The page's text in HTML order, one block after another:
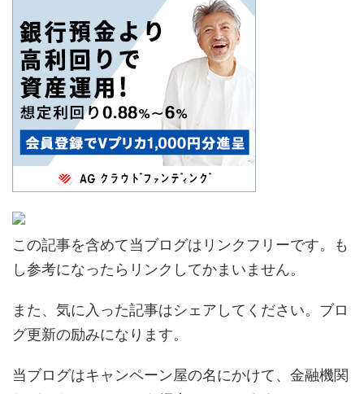
この記事を含めて当ブログはリンクフリーです。も
し参考になったらリンクしてかまいません。
また、気に入った記事はシェアしてください。ブロ
グ更新の励みになります。
当ブログはキャンペーン屋の名にかけて、金融機関